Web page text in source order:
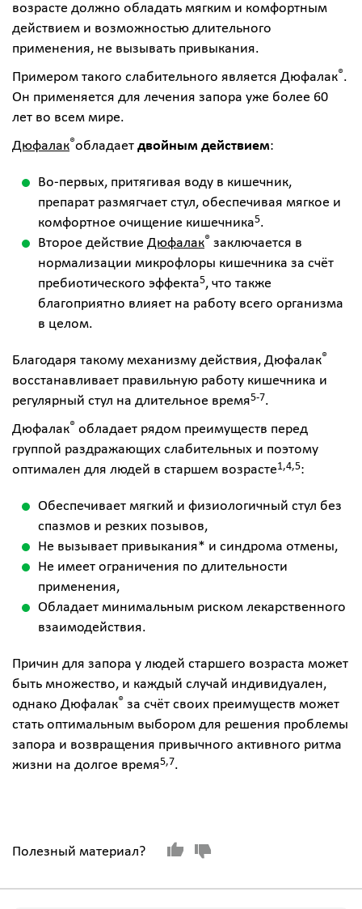
возрасте должно обладать мягким и комфортным
действием и возможностью длительного
применения, не вызывать привыкания.
Примером такого слабительного является Дюфалак®.
Он применяется для лечения запора уже более 60
лет во всем мире.
Дюфалак®обладает двойным действием:
Во-первых, притягивая воду в кишечник,
препарат размягчает стул, обеспечивая мягкое и
комфортное очищение кишечника5.
Второе действие Дюфалак® заключается в
нормализации микрофлоры кишечника за счёт
пребиотического эффекта5, что также
благоприятно влияет на работу всего организма
в целом.
Благодаря такому механизму действия, Дюфалак®
восстанавливает правильную работу кишечника и
регулярный стул на длительное время5-7.
Дюфалак® обладает рядом преимуществ перед
группой раздражающих слабительных и поэтому
оптимален для людей в старшем возрасте1,4,5:
Обеспечивает мягкий и физиологичный стул без
спазмов и резких позывов,
Не вызывает привыкания* и синдрома отмены,
Не имеет ограничения по длительности
применения,
Обладает минимальным риском лекарственного
взаимодействия.
Причин для запора у людей старшего возраста может
быть множество, и каждый случай индивидуален,
однако Дюфалак® за счёт своих преимуществ может
стать оптимальным выбором для решения проблемы
запора и возвращения привычного активного ритма
жизни на долгое время5,7.
Полезный материал?